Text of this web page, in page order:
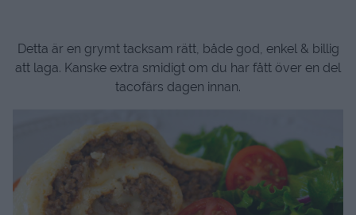
Detta är en grymt tacksam rätt, både god, enkel & billig
att laga. Kanske extra smidigt om du har fått över en del
tacofärs dagen innan.